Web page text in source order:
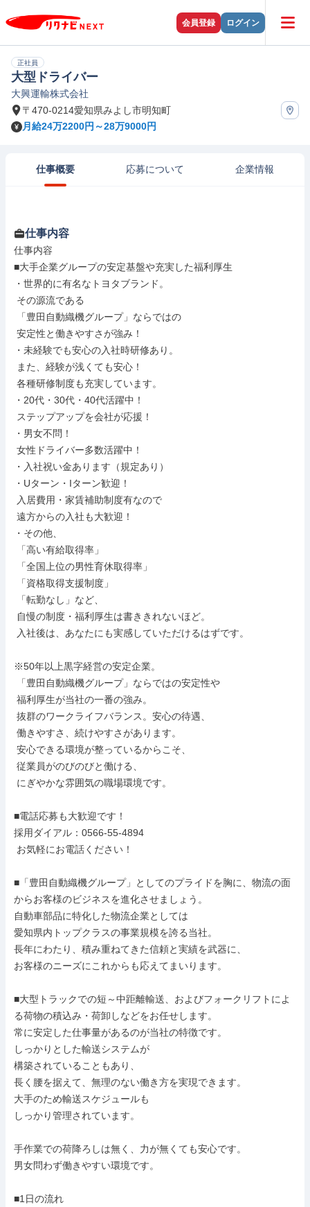
会員登録 ログイン
正社員
大型ドライバー
大興運輸株式会社
〒470-0214愛知県みよし市明知町
月給24万2200円～28万9000円
仕事概要 応募について 企業情報
仕事内容
仕事内容
■大手企業グループの安定基盤や充実した福利厚生
・世界的に有名なトヨタブランド。
・未経験でも安心の入社時研修あり。
・20代・30代・40代活躍中！
・男女不問！
・入社祝い金あります（規定あり）
・Uターン・Iターン歓迎！
・その他、
※50年以上黒字経営の安定企業。
■電話応募も大歓迎です！
採用ダイアル：0566-55-4894
■「豊田自動織機グループ」としてのプライドを胸に、物流の面
からお客様のビジネスを進化させましょう。
自動車部品に特化した物流企業としては
愛知県内トップクラスの事業規模を誇る当社。
長年にわたり、積み重ねてきた信頼と実績を武器に、
お客様のニーズにこれからも応えてまいります。
■大型トラックでの短～中距離輸送、およびフォークリフトによ
る荷物の積込み・荷卸しなどをお任せします。
常に安定した仕事量があるのが当社の特徴です。
しっかりとした輸送システムが
構築されていることもあり、
長く腰を据えて、無理のない働き方を実現できます。
大手のため輸送スケジュールも
しっかり管理されています。
手作業での荷降ろしは無く、力が無くても安心です。
男女問わず働きやすい環境です。
■1日の流れ